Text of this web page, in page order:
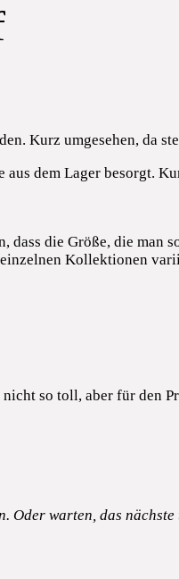
Kurz umgesehen, da
dem Lager besorgt.
dass die Größe, die
Kollektionen
so toll, aber für den
Oder warten, das